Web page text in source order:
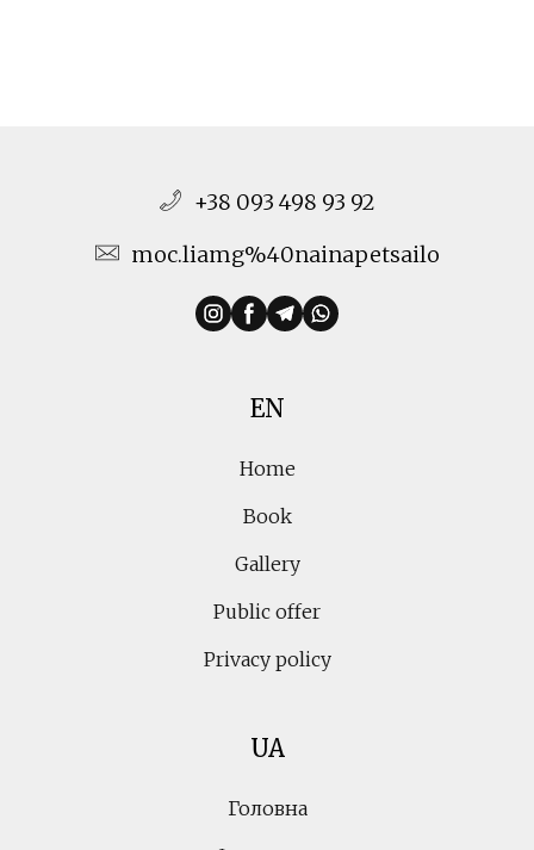
+38 093 498 93 92
moc.liamg%40nainapetsailo
EN
Home
Book
Gallery
Public offer
Privacy policy
UA
Головна